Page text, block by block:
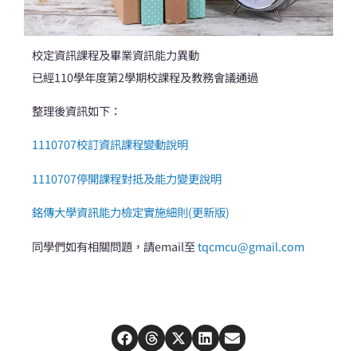
校定資訊課程及畢業資訊能力異動
已經110學年度第2學期校課程及教務會議通過
整理後資訊如下：
1110707校訂資訊課程變動說明
1110707停開課程對抵及能力變更說明
銘傳大學資訊能力檢定實施細則(更新版)
同學們如有相關問題，請email至tqcmcu@gmail.com